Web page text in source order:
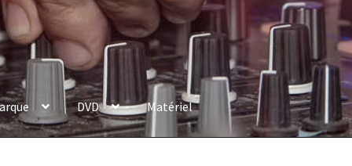
DVD Matériel